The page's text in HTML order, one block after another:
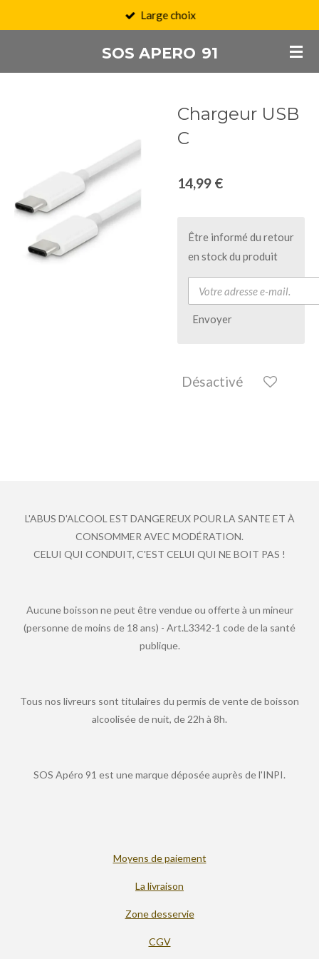
principal
SOS APERO 91
Large choix
Chargeur USB
C
14,99 €
Être informé du retour
en stock du produit
Envoyer
Désactivé
L'ABUS D'ALCOOL EST DANGEREUX POUR LA SANTE ET À
CONSOMMER AVEC MODÉRATION.
CELUI QUI CONDUIT, C'EST CELUI QUI NE BOIT PAS !
Aucune boisson ne peut être vendue ou offerte à un mineur
(personne de moins de 18 ans) - Art.L3342-1 code de la santé
publique.
Tous nos livreurs sont titulaires du permis de vente de boisson
alcoolisée de nuit, de 22h à 8h.
SOS Apéro 91 est une marque déposée auprès de l'INPI.
Moyens de paiement
La livraison
Zone desservie
CGV